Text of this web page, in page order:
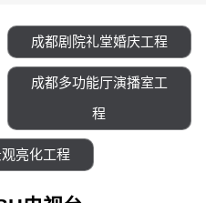
成都剧院礼堂婚庆工程
成都多功能厅演播室工
程
亮化工程